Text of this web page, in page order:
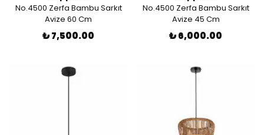
No.4500 Zerfa Bambu Sarkıt
Avize 60 Cm
₺ 7,500.00
No.4500 Zerfa Bambu Sarkıt
Avize 45 Cm
₺ 6,000.00